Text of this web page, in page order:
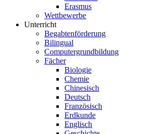
Erasmus
Wettbewerbe
Unterricht
Begabtenförderung
Bilingual
Computergrundbildung
Fächer
Biologie
Chemie
Chinesisch
Deutsch
Französisch
Erdkunde
Englisch